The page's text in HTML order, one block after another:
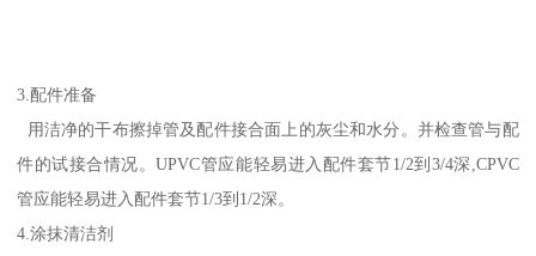
3.配件准备
用洁净的干布擦掉管及配件接合面上的灰尘和水分。并检查管与配
件的试接合情况。UPVC管应能轻易进入配件套节1/2到3/4深,CPVC
管应能轻易进入配件套节1/3到1/2深。
4.涂抹清洁剂